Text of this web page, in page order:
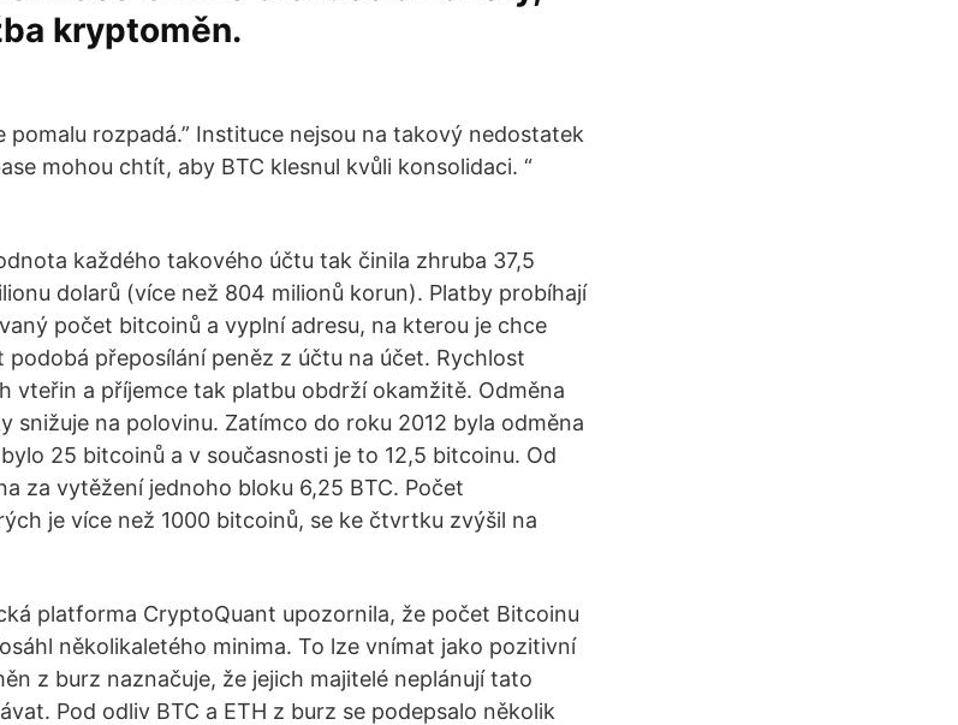
kryptoměn.
pomalu rozpadá.” Instituce nejsou na takový nedostatek
mohou chtít, aby BTC klesnul kvůli konsolidaci. “
každého takového účtu tak činila zhruba 37,5
dolarů (více než 804 milionů korun). Platby probíhají
počet bitcoinů a vyplní adresu, na kterou je chce
přeposílání peněz z účtu na účet. Rychlost
vteřin a příjemce tak platbu obdrží okamžitě. Odměna
snižuje na polovinu. Zatímco do roku 2012 byla odměna
25 bitcoinů a v současnosti je to 12,5 bitcoinu. Od
za vytěžení jednoho bloku 6,25 BTC. Počet
je více než 1000 bitcoinů, se ke čtvrtku zvýšil na
platforma CryptoQuant upozornila, že počet Bitcoinu
několikaletého minima. To lze vnímat jako pozitivní
z burz naznačuje, že jejich majitelé neplánují tato
Pod odliv BTC a ETH z burz se podepsalo několik